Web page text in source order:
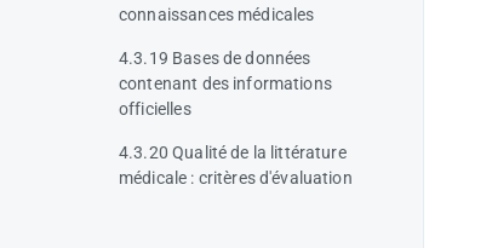
connaissances médicales
4.3.19 Bases de données
contenant des informations
officielles
4.3.20 Qualité de la littérature
médicale : critères d'évaluation